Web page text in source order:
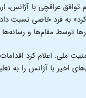
توافق عراقچی با آژانس،
به فرد خاصی نسبت
توسط مقام‌ها و رسانه‌ها
ملی: اعلام کرد اقدامات
اخیر با آژانس را به